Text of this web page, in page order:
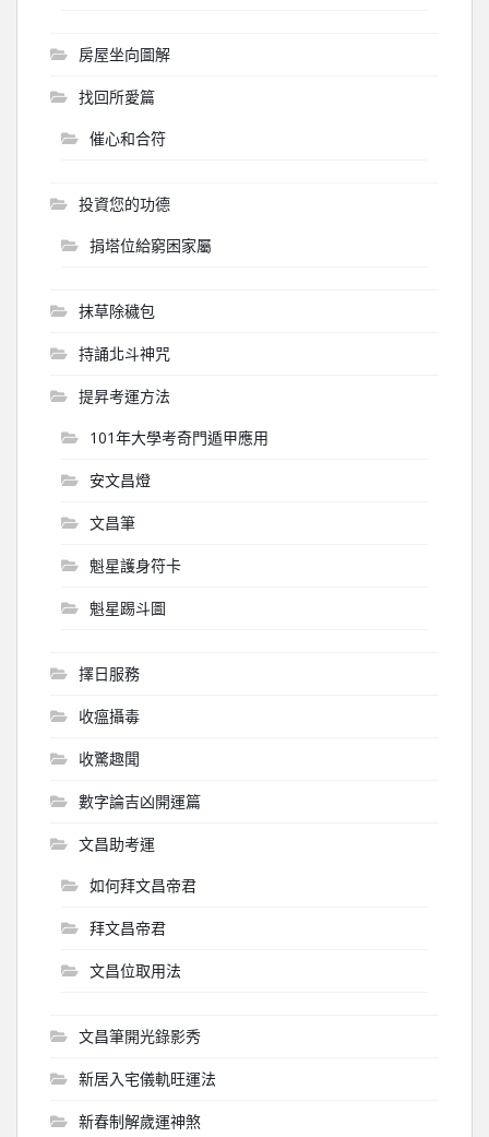
房屋坐向圖解
找回所愛篇
催心和合符
投資您的功德
捐塔位給窮困家屬
抹草除穢包
持誦北斗神咒
提昇考運方法
101年大學考奇門遁甲應用
安文昌燈
文昌筆
魁星護身符卡
魁星踢斗圖
擇日服務
收瘟攝毒
收驚趣聞
數字論吉凶開運篇
文昌助考運
如何拜文昌帝君
拜文昌帝君
文昌位取用法
文昌筆開光錄影秀
新居入宅儀軌旺運法
新春制解歲運神煞